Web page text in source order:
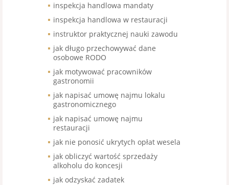
inspekcja handlowa mandaty
inspekcja handlowa w restauracji
instruktor praktycznej nauki zawodu
jak długo przechowywać dane
osobowe RODO
jak motywować pracowników
gastronomii
jak napisać umowę najmu lokalu
gastronomicznego
jak napisać umowę najmu
restauracji
jak nie ponosić ukrytych opłat wesela
jak obliczyć wartość sprzedaży
alkoholu do koncesji
jak odzyskać zadatek